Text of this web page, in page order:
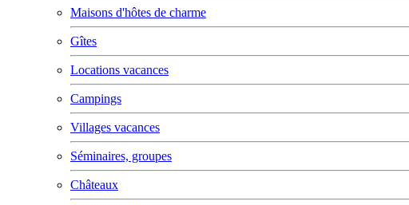
Maisons d'hôtes de charme
Gîtes
Locations vacances
Campings
Villages vacances
Séminaires, groupes
Châteaux